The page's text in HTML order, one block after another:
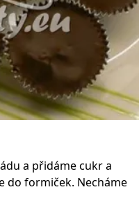
a přidáme cukr a
do formiček. Necháme